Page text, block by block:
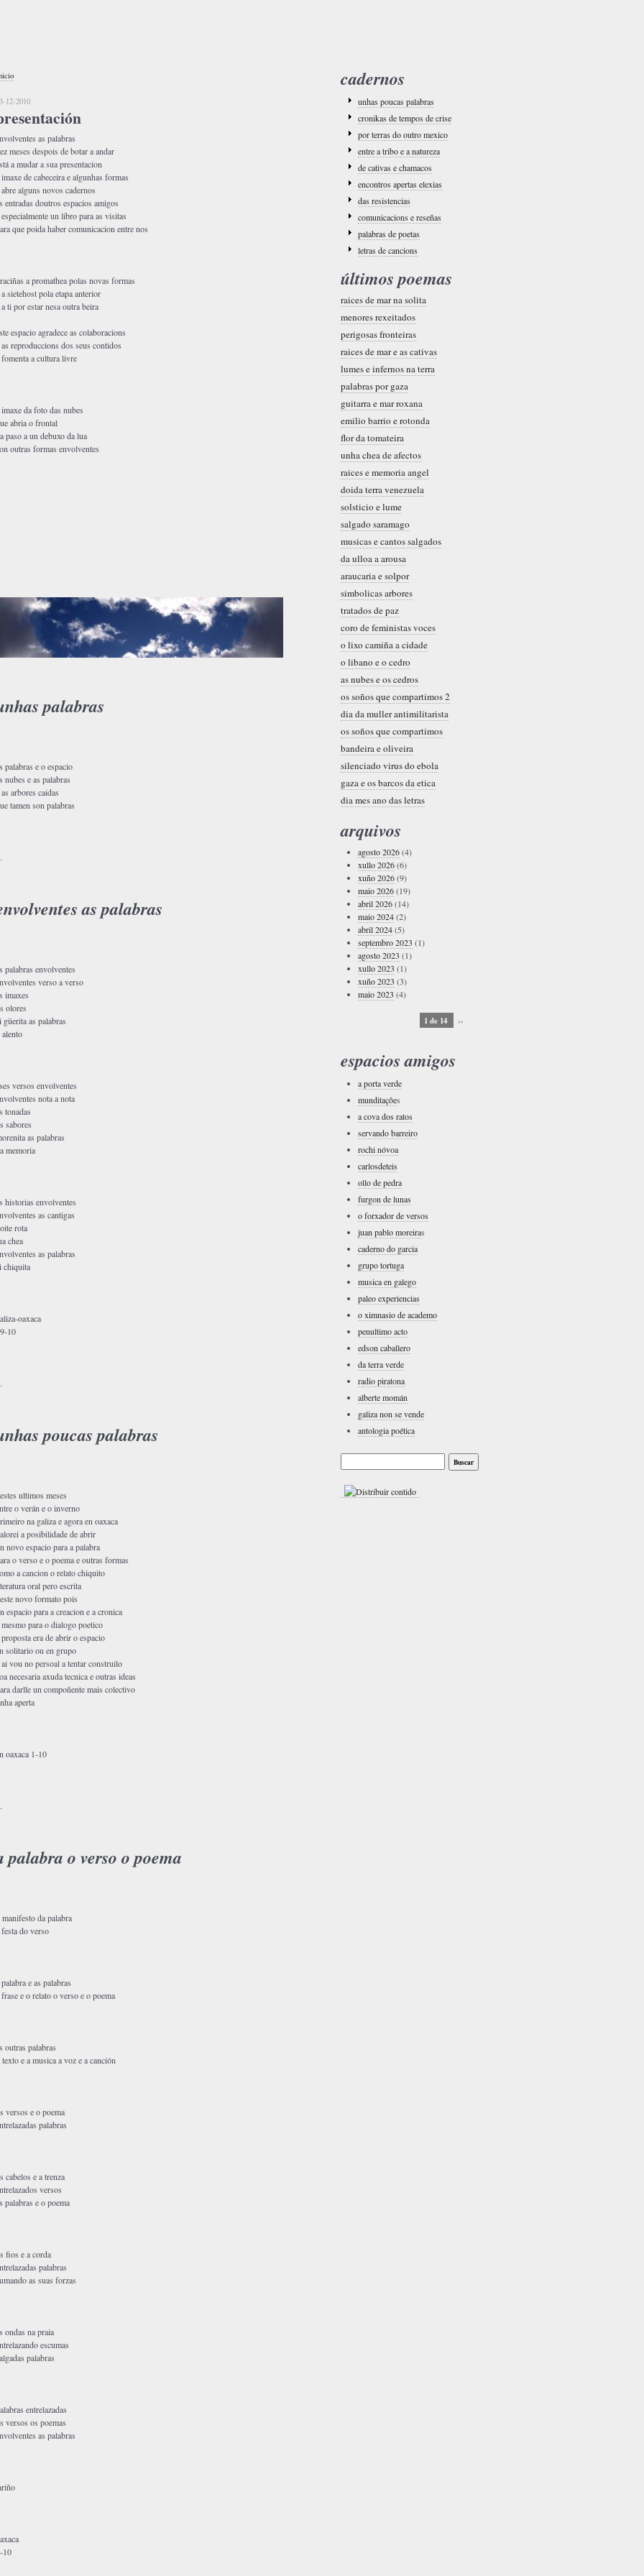
12-2010
as palabras
meses despois de botar a andar
a mudar a sua presentacion
imaxe de cabeceira e algunhas formas
abre alguns novos cadernos
entradas doutros espacios amigos
especialmente un libro para as visitas
que poida haber comunicacion entre nos
a promathea polas novas formas
a sietehost pola etapa anterior
a ti por estar nesa outra beira
espacio agradece as colaboracions
as reproduccions dos seus contidos
fomenta a cultura livre
imaxe da foto das nubes
abria o frontal
paso a un debuxo da lua
outras formas envolventes
palabras
palabras e o espacio
nubes e as palabras
arbores caidas
tamen son palabras
as palabras
palabras envolventes
verso a verso
imaxes
olores
güerita as palabras
alento
versos envolventes
nota a nota
tonadas
sabores
as palabras
memoria
historias envolventes
as cantigas
rota
chea
as palabras
chiquita
oaxaca
10
poucas palabras
ultimos meses
o verán e o inverno
na galiza e agora en oaxaca
a posibilidade de abrir
novo espacio para a palabra
o verso e o poema e outras formas
a cancion o relato chiquito
oral pero escrita
novo formato pois
espacio para a creacion e a cronica
mesmo para o dialogo poetico
proposta era de abrir o espacio
solitario ou en grupo
ai vou no persoal a tentar construilo
necesaria axuda tecnica e outras ideas
darlle un compoñente mais colectivo
aperta
oaxaca 1-10
palabra o verso o poema
manifesto da palabra
festa do verso
e as palabras
frase e o relato o verso e o poema
outras palabras
texto e a musica a voz e a canción
versos e o poema
palabras
cabelos e a trenza
versos
palabras e o poema
fios e a corda
palabras
as suas forzas
ondas na praia
escumas
palabras
entrelazadas
versos os poemas
as palabras
10
cadernos
unhas poucas palabras
cronikas de tempos de crise
por terras do outro mexico
entre a tribo e a natureza
de cativas e chamacos
encontros apertas elexias
das resistencias
comunicacions e reseñas
palabras de poetas
letras de cancions
últimos poemas
raices de mar na solita
menores rexeitados
perigosas fronteiras
raices de mar e as cativas
lumes e infernos na terra
palabras por gaza
guitarra e mar roxana
emilio barrio e rotonda
flor da tomateira
unha chea de afectos
raices e memoria angel
doida terra venezuela
solsticio e lume
salgado saramago
musicas e cantos salgados
da ulloa a arousa
araucaria e solpor
simbolicas arbores
tratados de paz
coro de feministas voces
o lixo camiña a cidade
o libano e o cedro
as nubes e os cedros
os soños que compartimos 2
dia da muller antimilitarista
os soños que compartimos
bandeira e oliveira
silenciado virus do ebola
gaza e os barcos da etica
dia mes ano das letras
arquivos
agosto 2026(4)
xullo 2026(6)
xuño 2026(9)
maio 2026(19)
abril 2026(14)
maio 2024(2)
abril 2024(5)
septembro 2023 (1)
agosto 2023 (1)
xullo 2023 (1)
xuño 2023 (3)
maio 2023 (4)
1 de 14 ››
espacios amigos
a porta verde
munditaçôes
a cova dos ratos
servando barreiro
rochi nóvoa
carlosdeteis
ollo de pedra
furgon de lunas
o forxador de versos
juan pablo moreiras
caderno do garcia
grupo tortuga
musica en galego
paleo experiencias
o ximnasio de academo
penultimo acto
edson caballero
da terra verde
radio piratona
alberte momán
galiza non se vende
antologia poética